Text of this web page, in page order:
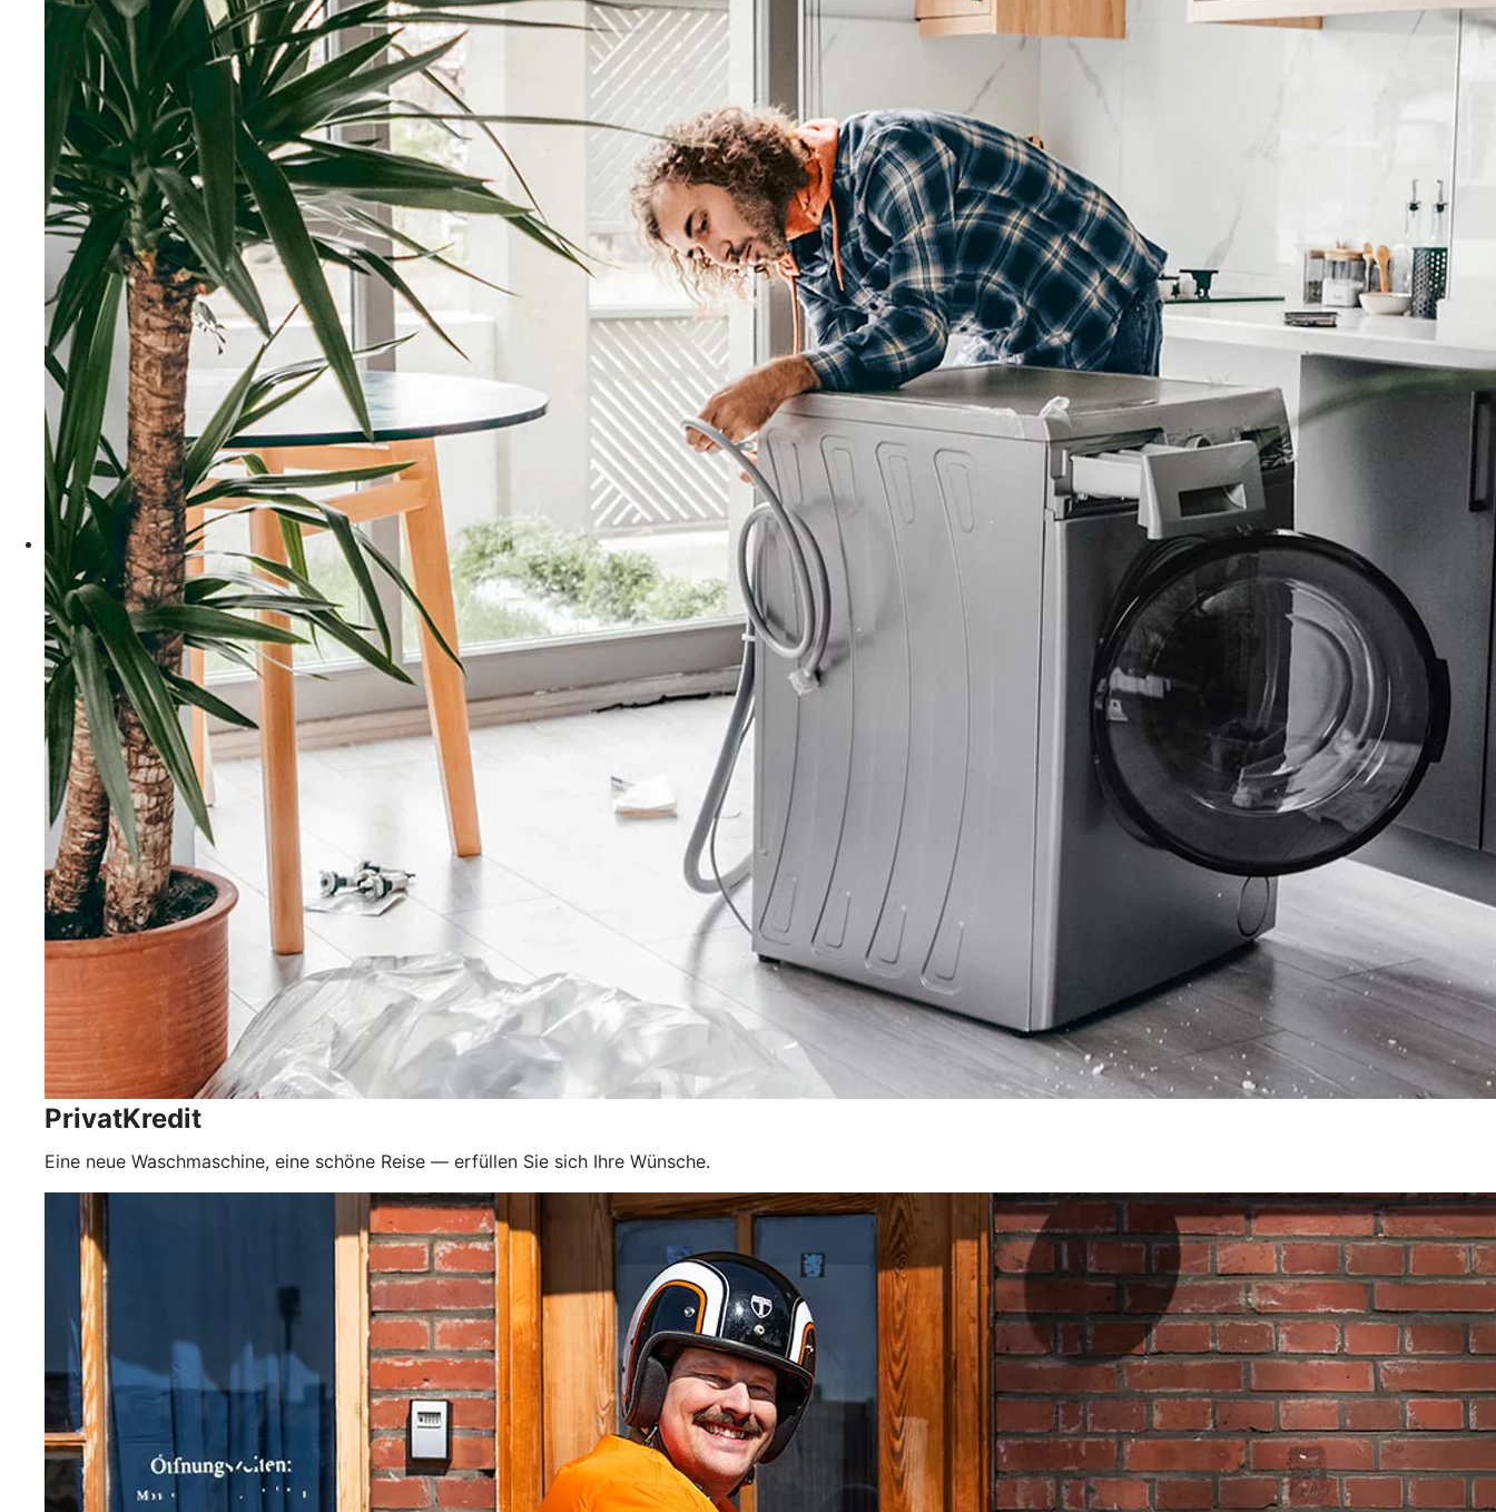
PrivatKredit
Eine neue Waschmaschine, eine schöne Reise — erfüllen Sie sich Ihre Wünsche.